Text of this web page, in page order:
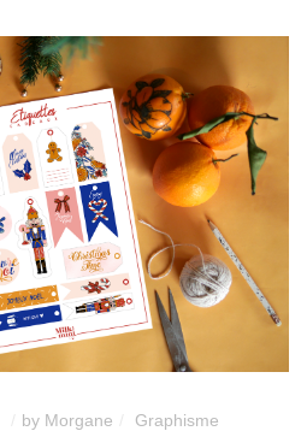
by Morgane Graphisme